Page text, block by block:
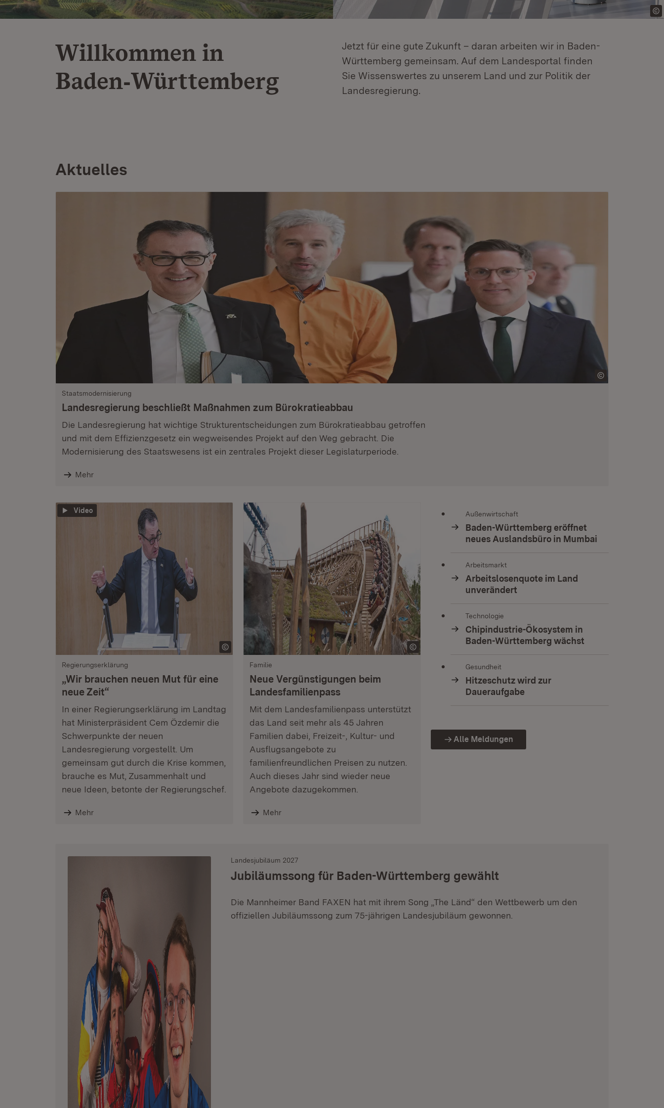
Willkommen in
Baden‑Württemberg
Jetzt für eine gute Zukunft – daran arbeiten wir in Baden-
Württemberg gemeinsam. Auf dem Landesportal finden
Sie Wissenswertes zu unserem Land und zur Politik der
Landesregierung.
Aktuelles
Staatsmodernisierung
Landesregierung beschließt Maßnahmen zum Bürokratieabbau
Die Landesregierung hat wichtige Strukturentscheidungen zum Bürokratieabbau getroffen
und mit dem Effizienzgesetz ein wegweisendes Projekt auf den Weg gebracht. Die
Modernisierung des Staatswesens ist ein zentrales Projekt dieser Legislaturperiode.
Mehr
Video
Regierungserklärung
„Wir brauchen neuen Mut für eine
neue Zeit“
In einer Regierungserklärung im Landtag
hat Ministerpräsident Cem Özdemir die
Schwerpunkte der neuen
Landesregierung vorgestellt. Um
gemeinsam gut durch die Krise kommen,
brauche es Mut, Zusammenhalt und
neue Ideen, betonte der Regierungschef.
Mehr
Familie
Neue Vergünstigungen beim
Landesfamilienpass
Mit dem Landesfamilienpass unterstützt
das Land seit mehr als 45 Jahren
Familien dabei, Freizeit-, Kultur- und
Ausflugsangebote zu
familienfreundlichen Preisen zu nutzen.
Auch dieses Jahr sind wieder neue
Angebote dazugekommen.
Mehr
Außenwirtschaft
Baden-Württemberg eröffnet
neues Auslandsbüro in Mumbai
Arbeitsmarkt
Arbeitslosenquote im Land
unverändert
Technologie
Chipindustrie-Ökosystem in
Baden-Württemberg wächst
Gesundheit
Hitzeschutz wird zur
Daueraufgabe
Alle Meldungen
Landesjubiläum 2027
Jubiläumssong für Baden-Württemberg gewählt
Die Mannheimer Band FAXEN hat mit ihrem Song „The Länd“ den Wettbewerb um den
offiziellen Jubiläumssong zum 75-jährigen Landesjubiläum gewonnen.